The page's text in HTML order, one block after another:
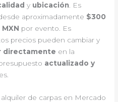
y ubicación . Es
aproximadamente $300
por evento. Es
precios pueden cambiar y
directamente en la
actualizado y
de carpas en Mercado